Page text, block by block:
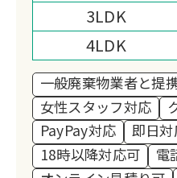
3LDK
4LDK
一般廃棄物業者と提
女性スタッフ対応
PayPay対応
即日
18時以降対応可
電